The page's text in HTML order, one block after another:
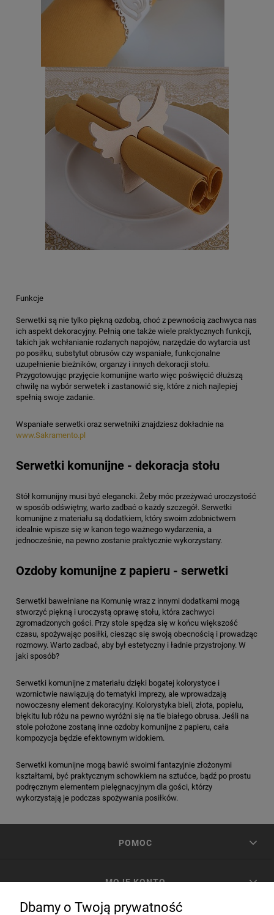
Funkcje
Serwetki są nie tylko piękną ozdobą, choć z pewnością zachwyca nas
ich aspekt dekoracyjny. Pełnią one także wiele praktycznych funkcji,
takich jak wchłanianie rozlanych napojów, narzędzie do wytarcia ust
po posiłku, substytut obrusów czy wspaniałe, funkcjonalne
uzupełnienie bieżników, organzy i innych dekoracji stołu.
Przygotowując przyjęcie komunijne warto więc poświęcić dłuższą
chwilę na wybór serwetek i zastanowić się, które z nich najlepiej
spełnią swoje zadanie.
Wspaniałe serwetki oraz serwetniki znajdziesz dokładnie na
www.Sakramento.pl
Serwetki komunijne - dekoracja stołu
Stół komunijny musi być elegancki. Żeby móc przeżywać uroczystość
w sposób odświętny, warto zadbać o każdy szczegół. Serwetki
komunijne z materiału są dodatkiem, który swoim zdobnictwem
idealnie wpisze się w kanon tego ważnego wydarzenia, a
jednocześnie, na pewno zostanie praktycznie wykorzystany.
Ozdoby komunijne z papieru - serwetki
Serwetki bawełniane na Komunię wraz z innymi dodatkami mogą
stworzyć piękną i uroczystą oprawę stołu, która zachwyci
zgromadzonych gości. Przy stole spędza się w końcu większość
czasu, spożywając posiłki, ciesząc się swoją obecnością i prowadząc
rozmowy. Warto zadbać, aby był estetyczny i ładnie przystrojony. W
jaki sposób?
Serwetki komunijne z materiału dzięki bogatej kolorystyce i
wzornictwie nawiązują do tematyki imprezy, ale wprowadzają
nowoczesny element dekoracyjny. Kolorystyka bieli, złota, popielu,
błękitu lub różu na pewno wyróżni się na tle białego obrusa. Jeśli na
stole położone zostaną inne ozdoby komunijne z papieru, cała
kompozycja będzie efektownym widokiem.
Serwetki komunijne mogą bawić swoimi fantazyjnie złożonymi
kształtami, być praktycznym schowkiem na sztućce, bądź po prostu
podręcznym elementem pielęgnacyjnym dla gości, którzy
wykorzystają je podczas spożywania posiłków.
POMOC
MOJE KONTO
Dbamy o Twoją prywatność